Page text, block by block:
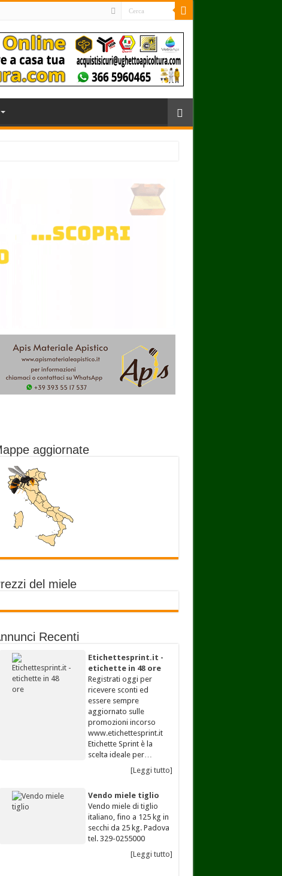
aggiornate
del miele
Recenti
Etichettesprint.it -
etichette in 48 ore
Registrati oggi per
ricevere sconti ed
essere sempre
aggiornato sulle
promozioni incorso
www.etichettesprint.it
Etichette Sprint è la
scelta ideale per…
[Leggi tutto]
Vendo miele tiglio
Vendo miele di tiglio
italiano, fino a 125 kg in
secchi da 25 kg. Padova
tel. 329-0255000
[Leggi tutto]